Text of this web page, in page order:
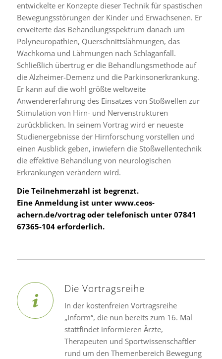
entwickelte er Konzepte dieser Technik für spastischen
Bewegungsstörungen der Kinder und Erwachsenen. Er
erweiterte das Behandlungsspektrum danach um
Polyneuropathien, Querschnittslähmungen, das
Wachkoma und Lähmungen nach Schlaganfall.
Schließlich übertrug er die Behandlungsmethode auf
die Alzheimer-Demenz und die Parkinsonerkrankung.
Er kann auf die wohl größte weltweite
Anwendererfahrung des Einsatzes von Stoßwellen zur
Stimulation von Hirn- und Nervenstrukturen
zurückblicken. In seinem Vortrag wird er neueste
Studienergebnisse der Hirnforschung vorstellen und
einen Ausblick geben, inwiefern die Stoßwellentechnik
die effektive Behandlung von neurologischen
Erkrankungen verändern wird.
Die Teilnehmerzahl ist begrenzt.
Eine Anmeldung ist unter www.ceos-
achern.de/vortragoder telefonisch unter 07841
67365-104 erforderlich.
Die Vortragsreihe
In der kostenfreien Vortragsreihe
„Inform“, die nun bereits zum 16. Mal
stattfindet informieren Ärzte,
Therapeuten und Sportwissenschaftler
rund um den Themenbereich Bewegung